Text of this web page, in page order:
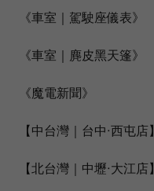
《車室｜駕駛座儀表》
《車室｜麂皮黑天篷》
《魔電新聞》
【中台灣｜台中·西屯店】
【北台灣｜中壢·大江店】